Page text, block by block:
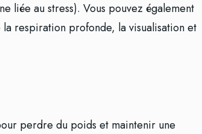
liée au stress). Vous pouvez également
respiration profonde, la visualisation et
perdre du poids et maintenir une